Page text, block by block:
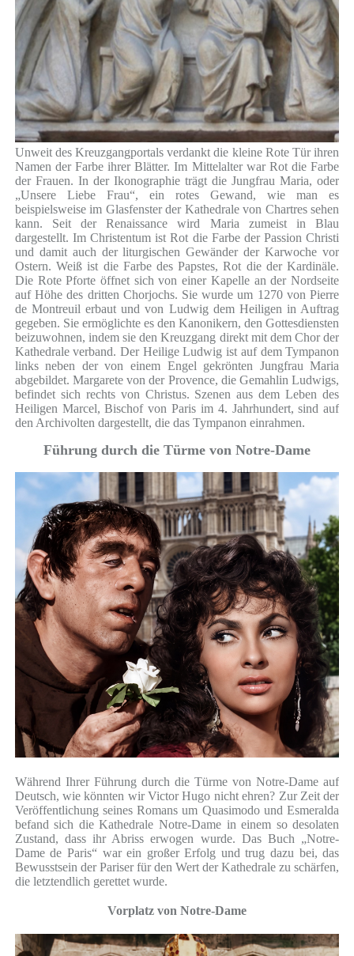
Unweit des Kreuzgangportals verdankt die kleine Rote Tür ihren
Namen der Farbe ihrer Blätter. Im Mittelalter war Rot die Farbe
der Frauen. In der Ikonographie trägt die Jungfrau Maria, oder
„Unsere Liebe Frau“, ein rotes Gewand, wie man es
beispielsweise im Glasfenster der Kathedrale von Chartres sehen
kann. Seit der Renaissance wird Maria zumeist in Blau
dargestellt. Im Christentum ist Rot die Farbe der Passion Christi
und damit auch der liturgischen Gewänder der Karwoche vor
Ostern. Weiß ist die Farbe des Papstes, Rot die der Kardinäle.
Die Rote Pforte öffnet sich von einer Kapelle an der Nordseite
auf Höhe des dritten Chorjochs. Sie wurde um 1270 von Pierre
de Montreuil erbaut und von Ludwig dem Heiligen in Auftrag
gegeben. Sie ermöglichte es den Kanonikern, den Gottesdiensten
beizuwohnen, indem sie den Kreuzgang direkt mit dem Chor der
Kathedrale verband. Der Heilige Ludwig ist auf dem Tympanon
links neben der von einem Engel gekrönten Jungfrau Maria
abgebildet. Margarete von der Provence, die Gemahlin Ludwigs,
befindet sich rechts von Christus. Szenen aus dem Leben des
Heiligen Marcel, Bischof von Paris im 4. Jahrhundert, sind auf
den Archivolten dargestellt, die das Tympanon einrahmen.
Führung durch die Türme von Notre-Dame
Während Ihrer Führung durch die Türme von Notre-Dame auf
Deutsch, wie könnten wir Victor Hugo nicht ehren? Zur Zeit der
Veröffentlichung seines Romans um Quasimodo und Esmeralda
befand sich die Kathedrale Notre-Dame in einem so desolaten
Zustand, dass ihr Abriss erwogen wurde. Das Buch „Notre-
Dame de Paris“ war ein großer Erfolg und trug dazu bei, das
Bewusstsein der Pariser für den Wert der Kathedrale zu schärfen,
die letztendlich gerettet wurde.
Vorplatz von Notre-Dame